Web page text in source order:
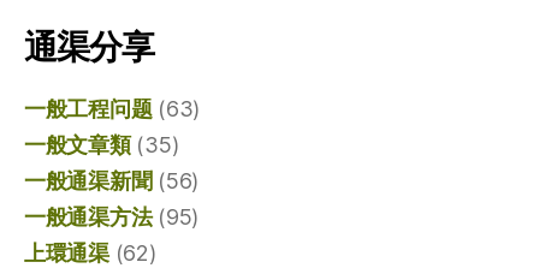
通渠分享
一般工程问题(63)
一般文章類(35)
一般通渠新聞 (56)
一般通渠方法(95)
上環通渠(62)